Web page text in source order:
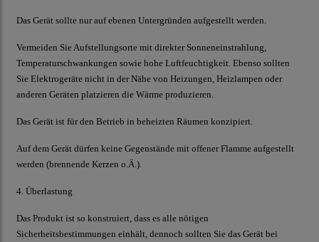
Das Gerät sollte nur auf ebenen Untergründen aufgestellt werden.
Vermeiden Sie Aufstellungsorte mit direkter Sonneneinstrahlung,
Temperaturschwankungen sowie hohe Luftfeuchtigkeit. Ebenso sollten
Sie Elektrogeräte nicht in der Nähe von Heizungen, Heizlampen oder
anderen Geräten platzieren die Wärme produzieren.
Das Gerät ist für den Betrieb in beheizten Räumen konzipiert.
Auf dem Gerät dürfen keine Gegenstände mit offener Flamme aufgestellt
werden (brennende Kerzen o.Ä.).
4. Überlastung
Das Produkt ist so konstruiert, dass es alle nötigen
Sicherheitsbestimmungen einhält, dennoch sollten Sie das Gerät bei